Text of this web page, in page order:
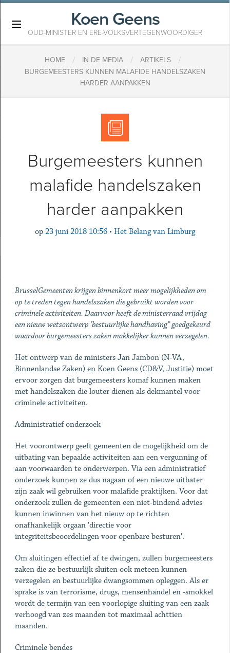
Koen Geens
OUD-MINISTER EN ERE-VOLKSVERTEGENWOORDIGER
HOME / IN DE MEDIA / ARTIKELS /
​BURGEMEESTERS KUNNEN MALAFIDE HANDELSZAKEN
HARDER AANPAKKEN
​Burgemeesters kunnen
malafide handelszaken
harder aanpakken
op 23 juni 2018 10:56 • Het Belang van Limburg
BrusselGemeenten krijgen binnenkort meer mogelijkheden om
op te treden tegen handelszaken die gebruikt worden voor
criminele activiteiten. Daarvoor heeft de ministerraad vrijdag
een nieuw wetsontwerp 'bestuurlijke handhaving” goedgekeurd
waardoor burgemeesters zaken makkelijker kunnen verzegelen.
Het ontwerp van de ministers Jan Jambon (N-VA,
Binnenlandse Zaken) en Koen Geens (CD&V, Justitie) moet
ervoor zorgen dat burgemeesters komaf kunnen maken
met handelszaken die louter dienen als dekmantel voor
criminele activiteiten.
Administratief onderzoek
Het voorontwerp geeft gemeenten de mogelijkheid om de
uitbating van bepaalde activiteiten aan een vergunning of
aan voorwaarden te onderwerpen. Via een administratief
onderzoek kunnen ze dus nagaan of een nieuwe uitbater
zijn zaak wil gebruiken voor malafide praktijken. Voor dat
onderzoek zullen de gemeenten een niet-bindend advies
kunnen inwinnen van het nieuw op te richten
onafhankelijk orgaan 'directie voor
integriteitsbeoordelingen voor openbare besturen'.
Om sluitingen effectief af te dwingen, zullen burgemeesters
zaken die ze bestuurlijk sluiten ook meteen kunnen
verzegelen en bestuurlijke dwangsommen opleggen. Als er
sprake is van terrorisme, drugs, mensenhandel en -smokkel
wordt de termijn van een voorlopige sluiting van een zaak
verhoogd van zes maanden tot maximaal achttien
maanden.
Criminele bendes